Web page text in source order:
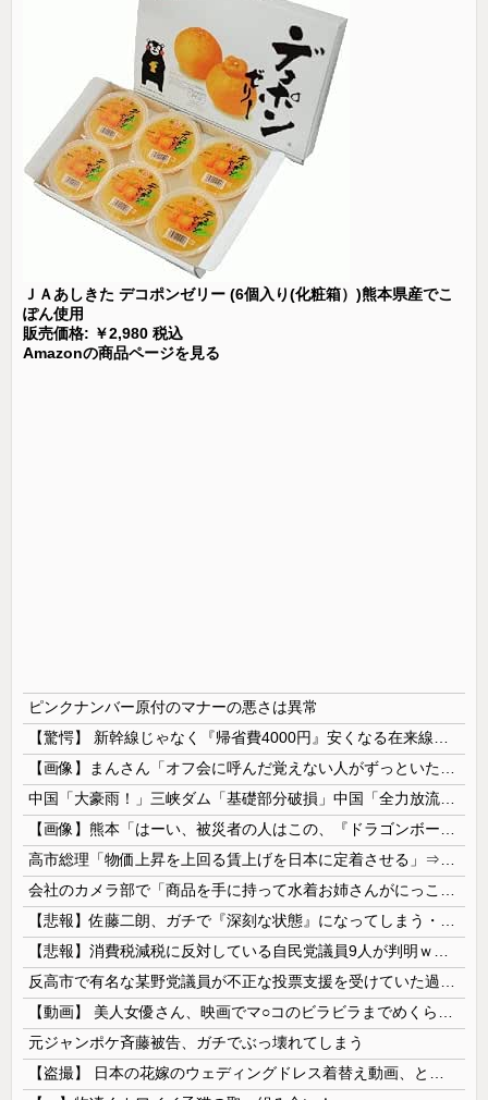
ＪＡあしきた デコポンゼリー (6個入り(化粧箱）)熊本県産でこ
ぽん使用
販売価格: ￥2,980 税込
Amazonの商品ページを見る
ピンクナンバー原付のマナーの悪さは異常
元ジャンポケ斉藤被告、ガチでぶっ壊れてしまう